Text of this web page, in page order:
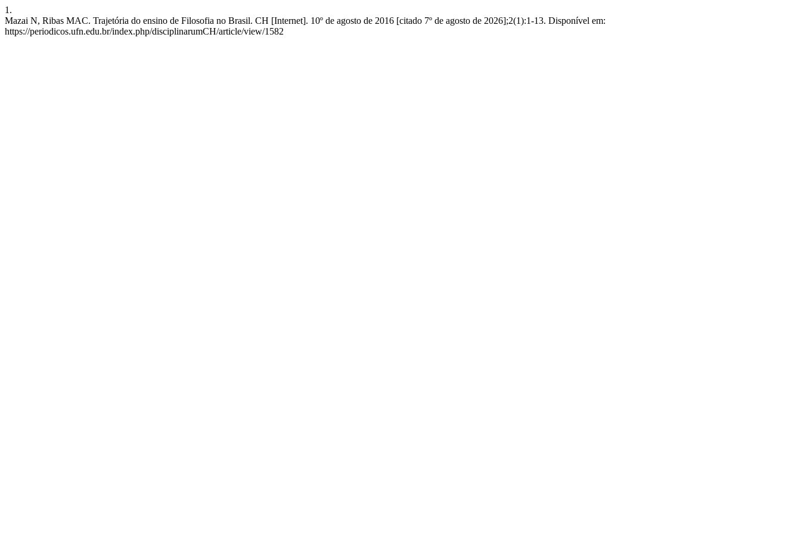
1.
Mazai N, Ribas MAC. Trajetória do ensino de Filosofia no Brasil. CH [Internet]. 10º de agosto de 2016 [citado 7º de agosto de 2026];2(1):1-13. Disponível em:
https://periodicos.ufn.edu.br/index.php/disciplinarumCH/article/view/1582